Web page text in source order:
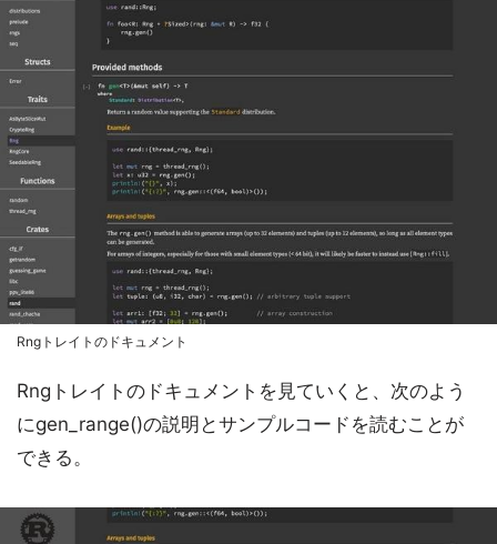
Rngトレイトのドキュメント
Rngトレイトのドキュメントを見ていくと、次のよう
にgen_range()の説明とサンプルコードを読むことが
できる。